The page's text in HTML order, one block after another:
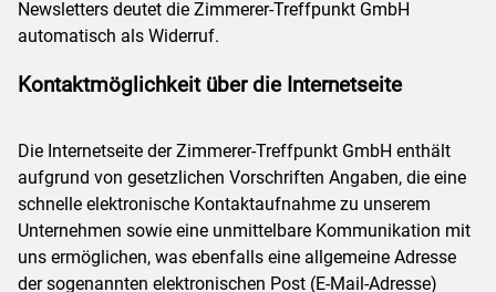
Newsletters deutet die Zimmerer-Treffpunkt GmbH
automatisch als Widerruf.
Kontaktmöglichkeit über die Internetseite
Die Internetseite der Zimmerer-Treffpunkt GmbH enthält
aufgrund von gesetzlichen Vorschriften Angaben, die eine
schnelle elektronische Kontaktaufnahme zu unserem
Unternehmen sowie eine unmittelbare Kommunikation mit
uns ermöglichen, was ebenfalls eine allgemeine Adresse
der sogenannten elektronischen Post (E-Mail-Adresse)